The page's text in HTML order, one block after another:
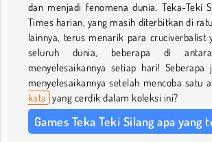
dan menjadi fenomena dunia. Teka-Teki
Times harian, yang masih diterbitkan di
lainnya, terus menarik para cruciverbalist
seluruh dunia, beberapa di
menyelesaikannya setiap hari! Seberapa
menyelesaikannya setelah mencoba satu
kata yang cerdik dalam koleksi ini?
Games Teka Teki Silang apa yang